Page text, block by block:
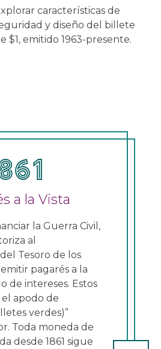
características de
y diseño del billete
$1, emitido 1963-presente.
a la Vista
la Guerra Civil,
al
Tesoro de los
pagarés a la
de intereses. Estos
apodo de
verdes)”
Toda moneda de
desde 1861 sigue